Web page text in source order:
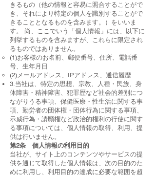
きるもの（他の情報と容易に照合することがで
き、それにより特定の個人を識別することがで
きることとなるものを含みます。）をいいま
す。 尚、ここでいう「個人情報」には、以下に
列挙するものを含みますが、これらに限定され
るものではありません。
(1)お客様のお名前、郵便番号、住所、電話番
号、生年月日
(2)メールアドレス、IPアドレス、通信履歴
3.当社は、特定の思想、宗教、人種・民族、身
体障害・精神障害、犯罪歴など社会的差別につ
ながりうる事項、保健医療・性生活に関する事
項、勤労者の団体権・団体行為に関する事項、
示威行為・請願権など政治的権利の行使に関す
る事項については、個人情報の取得、利用、提
供は行いません。
第2条 個人情報の利用目的
当社が、サイト上のコンテンツやサービスの提
供を通じて取得した個人情報は、次の目的のた
めに利用し、利用目的の達成に必要な範囲を超